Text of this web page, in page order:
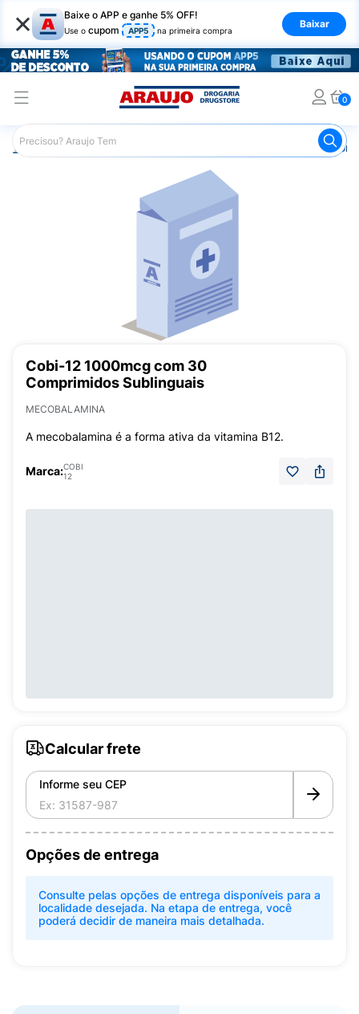
× Baixe o APP e ganhe 5% OFF!
Use o cupom APP5 na primeira compra
Baixar
0
Araujo Saúde e Bem Estar
Cobi-12 1000mcg com 30
Comprimidos Sublinguais
MECOBALAMINA
A mecobalamina é a forma ativa da vitamina B12.
Marca:COBI
12
Calcular frete
Informe seu CEP
Opções de entrega
Consulte pelas opções de entrega disponíveis para a
localidade desejada. Na etapa de entrega, você
poderá decidir de maneira mais detalhada.